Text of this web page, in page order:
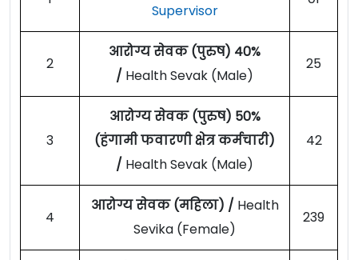
Supervisor
2
आरोग्य सेवक (पुरुष) 40%
/ Health Sevak (Male)
25
3
आरोग्य सेवक (पुरुष) 50%
(हंगामी फवारणी क्षेत्र कर्मचारी)
/ Health Sevak (Male)
42
4
आरोग्य सेवक (महिला) / Health
Sevika (Female)
239